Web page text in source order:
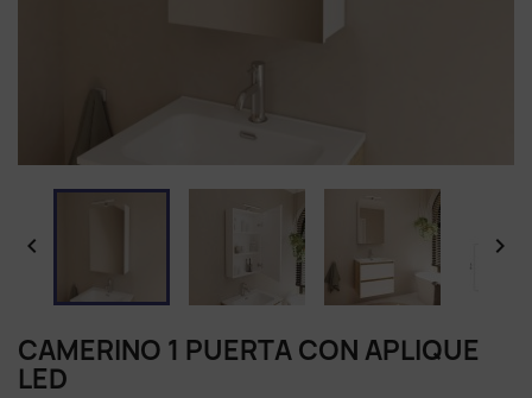
 
CAMERINO 1 PUERTA CON APLIQUE
LED